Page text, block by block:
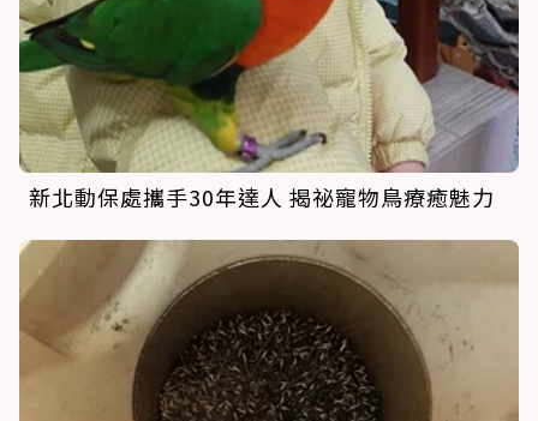
新北動保處攜手30年達人 揭祕寵物鳥療癒魅力